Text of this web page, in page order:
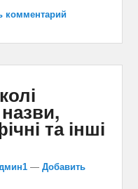
комментарий
та інші
— Добавить